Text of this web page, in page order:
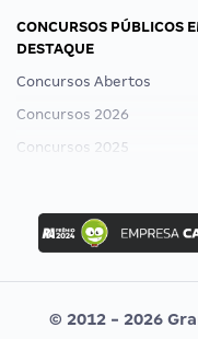
CONCURSOS PÚBLICOS
DESTAQUE
Concursos Abertos
Concursos 2026
Concursos 2025
Concurso Ibama
Concurso MPU
Editais publicados
© 2012 - 2026